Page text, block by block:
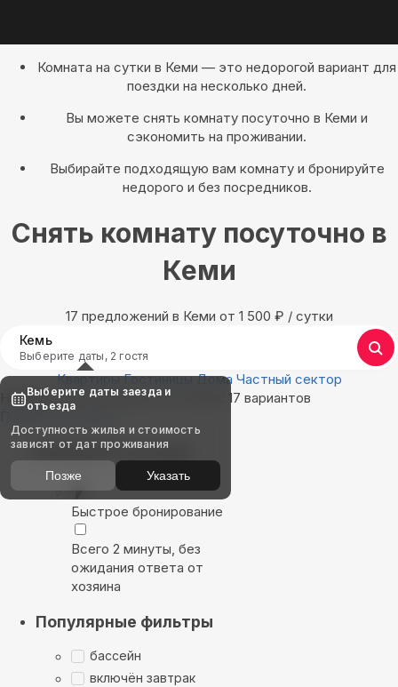
Комната на сутки в Кеми — это недорогой вариант для
поездки на несколько дней.
Вы можете снять комнату посуточно в Кеми и
сэкономить на проживании.
Выбирайте подходящую вам комнату и бронируйте
недорого и без посредников.
Снять комнату посуточно в
Кеми
17 предложений в Кеми oт 1 500 ₽ / сутки
Кемь
Выберите даты, 2 гостя
Квартиры Гостиницы Дома Частный сектор
Найдём, где остановиться в Кеми: 17 вариантов
Показать на карте
Выбирайте лучшее
Быстрое бронирование
Всего 2 минуты, без
ожидания ответа от
хозяина
Популярные фильтры
бассейн
включён завтрак
Выберите даты заезда и
отъезда
Доступность жилья и стоимость
зависят от дат проживания
Позже Указать